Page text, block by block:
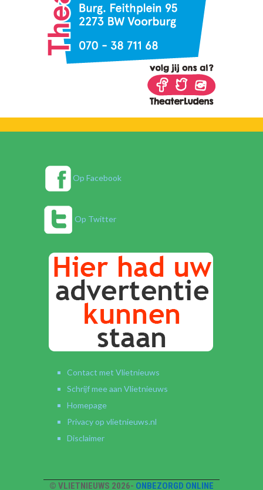
Op Facebook
Op Twitter
Contact met Vlietnieuws
Schrijf mee aan Vlietnieuws
Homepage
Privacy op vlietnieuws.nl
Disclaimer
© VLIETNIEUWS 2026- ONBEZORGD ONLINE